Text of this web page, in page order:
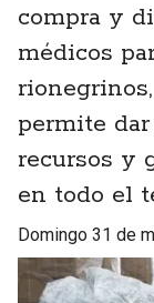
compra y
médicos
permite
recursos y
en todo el
domingo 31 de